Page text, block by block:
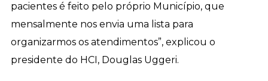
pacientes é feito pelo próprio Município, que
mensalmente nos envia uma lista para
organizarmos os atendimentos”, explicou o
presidente do HCI, Douglas Uggeri.